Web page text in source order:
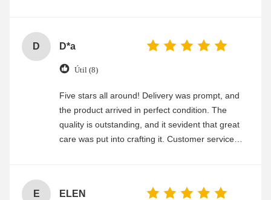
D D*a
Útil (8)
Five stars all around! Delivery was prompt, and
the product arrived in perfect condition. The
quality is outstanding, and it sevident that great
care was put into crafting it. Customer service
E ELEN